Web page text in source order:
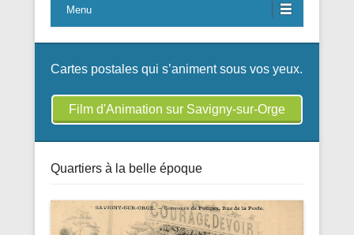
Menu
Carte postale ancienne du Bagad Dalc’h Mat de
Savigny-sur-Orge
Cartes postales qui s’animent sous vos yeux.
Film d'Animation sur Savigny-sur-Orge
Quartiers à la belle époque